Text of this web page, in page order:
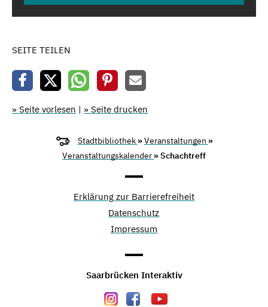
SEITE TEILEN
» Seite vorlesen | » Seite drucken
Stadtbibliothek »Veranstaltungen »
Veranstaltungskalender » Schachtreff
Erklärung zur Barrierefreiheit
Datenschutz
Impressum
Saarbrücken Interaktiv